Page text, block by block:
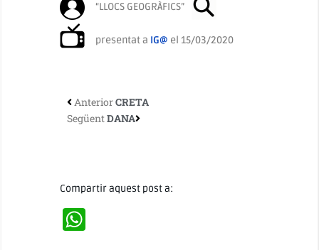
“LLOCS GEOGRÀFICS”
presentat a IG@ el 15/03/2020
AnteriorCRETA
Següent DANA
Compartir aquest post a:
WhatsApp